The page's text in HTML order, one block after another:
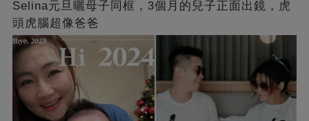
Selina元旦曬母子同框，3個月的兒子正面出鏡，虎
頭虎腦超像爸爸